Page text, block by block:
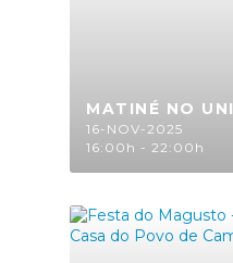
MATINÉ NO
16-NOV-2025
16:00h - 22:00h